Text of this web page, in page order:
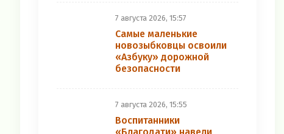
7 августа 2026, 15:57
Самые маленькие
новозыбковцы освоили
«Азбуку» дорожной
безопасности
7 августа 2026, 15:55
Воспитанники